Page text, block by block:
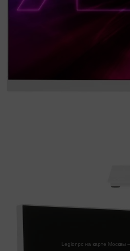
Legionpc на карте Москвы